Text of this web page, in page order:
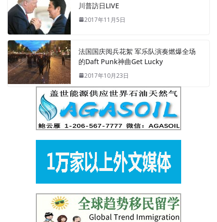
川普訪日LIVE
2017年11月5日
法国国庆阅兵花絮 军乐队演奏燃爆全场
的Daft Punk神曲Get Lucky
2017年10月23日